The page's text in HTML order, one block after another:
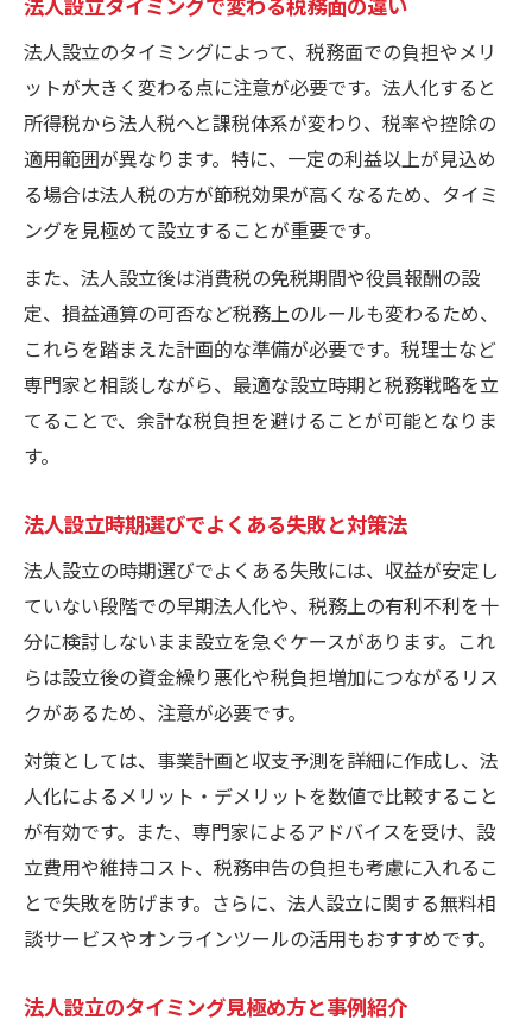
法人設立のタイミングによって、税務面での負担やメリ
ットが大きく変わる点に注意が必要です。法人化すると
所得税から法人税へと課税体系が変わり、税率や控除の
適用範囲が異なります。特に、一定の利益以上が見込め
る場合は法人税の方が節税効果が高くなるため、タイミ
ングを見極めて設立することが重要です。
また、法人設立後は消費税の免税期間や役員報酬の設
定、損益通算の可否など税務上のルールも変わるため、
これらを踏まえた計画的な準備が必要です。税理士など
専門家と相談しながら、最適な設立時期と税務戦略を立
てることで、余計な税負担を避けることが可能となりま
す。
法人設立時期選びでよくある失敗と対策法
法人設立の時期選びでよくある失敗には、収益が安定し
ていない段階での早期法人化や、税務上の有利不利を十
分に検討しないまま設立を急ぐケースがあります。これ
らは設立後の資金繰り悪化や税負担増加につながるリス
クがあるため、注意が必要です。
対策としては、事業計画と収支予測を詳細に作成し、法
人化によるメリット・デメリットを数値で比較すること
が有効です。また、専門家によるアドバイスを受け、設
立費用や維持コスト、税務申告の負担も考慮に入れるこ
とで失敗を防げます。さらに、法人設立に関する無料相
談サービスやオンラインツールの活用もおすすめです。
法人設立のタイミング見極め方と事例紹介